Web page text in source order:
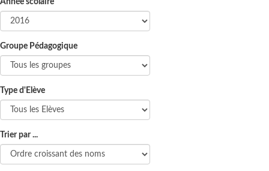
Année scolaire
Groupe Pédagogique
Type d'Elève
Trier par ...